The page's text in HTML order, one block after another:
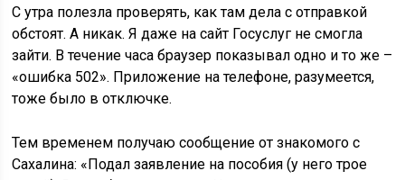
С утра полезла проверять, как там дела с отправкой
обстоят. А никак. Я даже на сайт Госуслуг не смогла
зайти. В течение часа браузер показывал одно и то же –
«ошибка 502». Приложение на телефоне, разумеется,
тоже было в отключке.
Тем временем получаю сообщение от знакомого с
Сахалина: «Подал заявление на пособия (у него трое